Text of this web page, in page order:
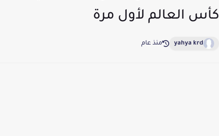
العالم لأول مرة
yahya krd منذ عام